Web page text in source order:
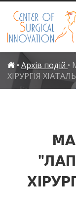
• Архів подій •
ХІРУРГІЯ